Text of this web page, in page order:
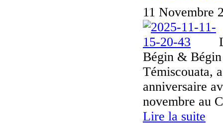
11 Novembre
Bégin &
Témiscouata,
anniversaire
novembre au
Lire la suite